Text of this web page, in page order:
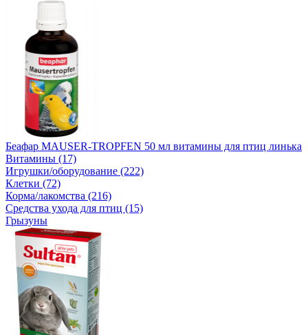
Беафар MAUSER-TROPFEN 50 мл витамины для птиц линька
Витамины (17)
Игрушки/оборудование (222)
Клетки (72)
Корма/лакомства (216)
Средства ухода для птиц (15)
Грызуны